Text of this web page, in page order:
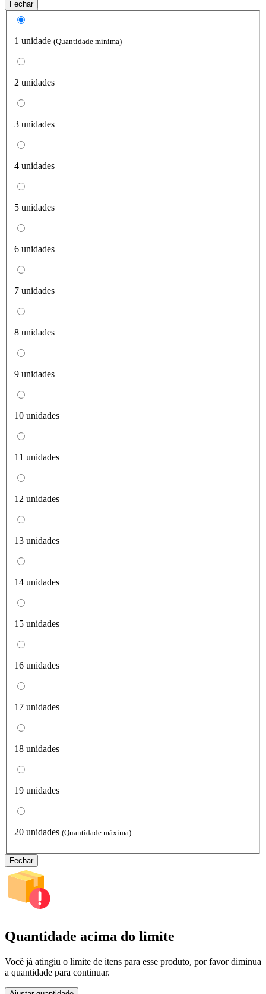
Fechar
1 unidade (Quantidade mínima)
2 unidades
3 unidades
4 unidades
5 unidades
6 unidades
7 unidades
8 unidades
9 unidades
10 unidades
11 unidades
12 unidades
13 unidades
14 unidades
15 unidades
16 unidades
17 unidades
18 unidades
19 unidades
20 unidades (Quantidade máxima)
Fechar
Quantidade acima do limite
Você já atingiu o limite de itens para esse produto, por favor diminua
a quantidade para continuar.